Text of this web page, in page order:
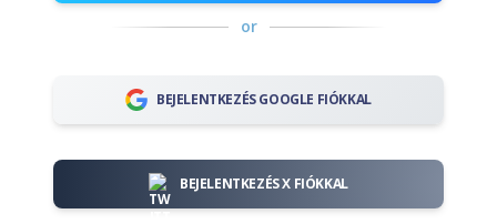
or
BEJELENTKEZÉS GOOGLE FIÓKKAL
BEJELENTKEZÉS X FIÓKKAL